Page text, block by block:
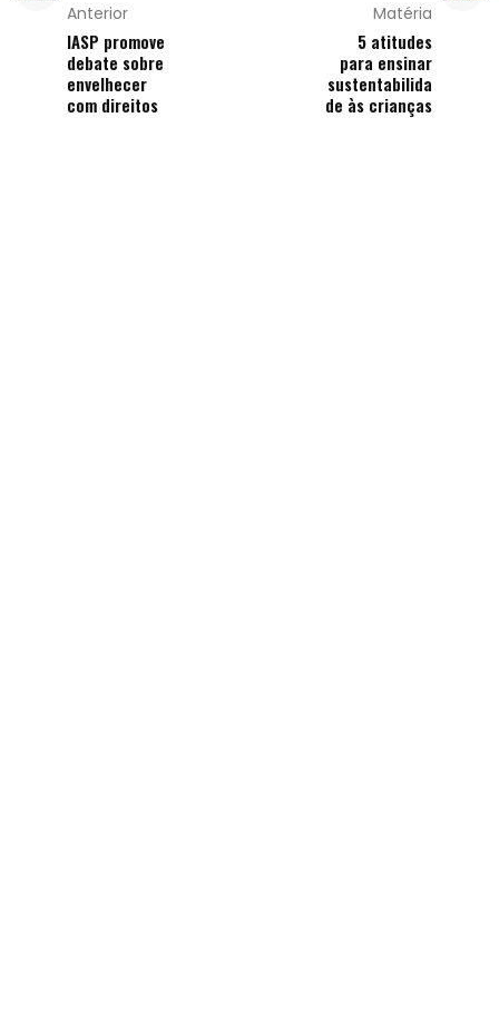
Anterior
IASP promove
debate sobre
envelhecer
com direitos
Matéria
5 atitudes
para ensinar
sustentabilida
de às crianças